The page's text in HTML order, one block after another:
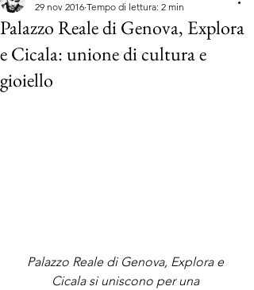
Palazzo Reale di Genova, Explora
e Cicala: unione di cultura e
gioiello
29 nov 2016 Tempo di lettura: 2 min
Palazzo Reale di Genova, Explora e
Cicala si uniscono per una